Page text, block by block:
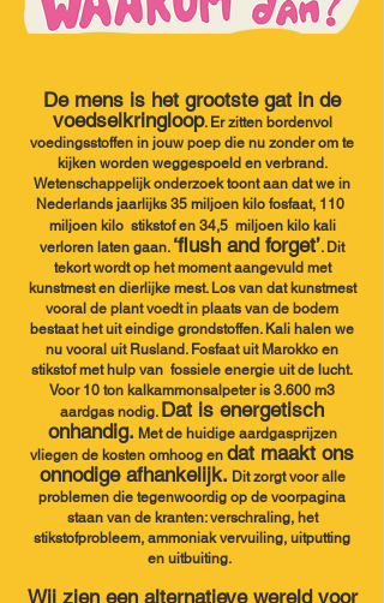
Simone Uijttenwaal
Uijttewaal van Overbeek V.O.F
Meleveldsestraat 10, Horssen, Gelderland
10:00 - 14:30
De mens is het grootste gat in de
voedselkringloop. Er zitten bordenvol
voedingsstoffen in jouw poep die nu zonder om te
kijken worden weggespoeld en verbrand.
Wetenschappelijk onderzoek toont aan dat we in
Nederlands jaarlijks 35 miljoen kilo fosfaat, 110
miljoen kilo stikstof en 34,5 miljoen kilo kali
verloren laten gaan. ‘flush and forget’. Dit
tekort wordt op het moment aangevuld met
kunstmest en dierlijke mest. Losvan dat kunstmest
vooral de plant voedt in plaats van de bodem
bestaat het uit eindige grondstoffen. Kali halen we
nu vooral uit Rusland.Fosfaat uit Marokko en
stikstof met hulp van fossiele energie uit de lucht.
Voor 10 ton kalkammonsalpeter is 3.600 m3
aardgas nodig. Dat is energetisch
onhandig. Met de huidige aardgasprijzen
vliegen de kosten omhoog en dat maakt ons
onnodige afhankelijk. Dit zorgt voor alle
problemen die tegenwoordig op de voorpagina
staan van de kranten: verschraling, het
stikstofprobleem, ammoniak vervuiling, uitputting
en uitbuiting.
Wij zien een alternatieve wereld voor